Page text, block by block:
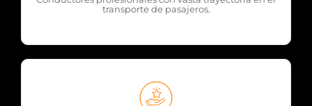
transporte de pasajeros.